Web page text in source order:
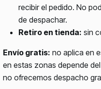
recibir el pedido. No
de despachar.
Retiro en tienda: sin
Envío gratis: no aplica en
en estas zonas depende
no ofrecemos despacho